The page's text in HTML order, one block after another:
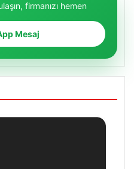
firmanızı hemen
Mesaj